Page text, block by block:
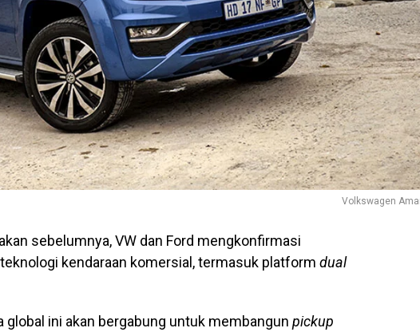
Volkswagen
sebelumnya, VW dan Ford mengkonfirmasi
kendaraan komersial, termasuk platform dual
global ini akan bergabung untuk membangun pickup